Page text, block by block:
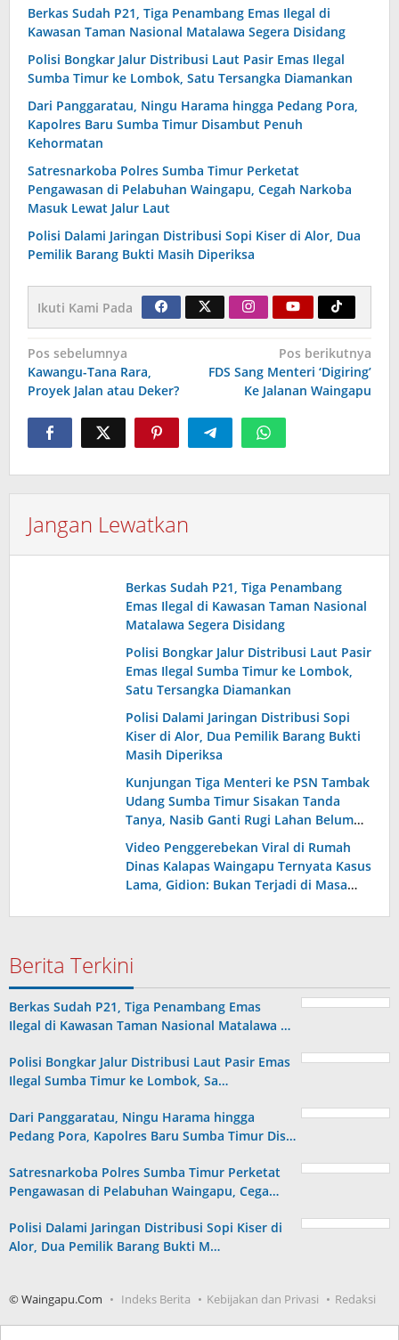
Berkas Sudah P21, Tiga Penambang Emas Ilegal di
Kawasan Taman Nasional Matalawa Segera Disidang
Polisi Bongkar Jalur Distribusi Laut Pasir Emas Ilegal
Sumba Timur ke Lombok, Satu Tersangka Diamankan
Dari Panggaratau, Ningu Harama hingga Pedang Pora,
Kapolres Baru Sumba Timur Disambut Penuh
Kehormatan
Satresnarkoba Polres Sumba Timur Perketat
Pengawasan di Pelabuhan Waingapu, Cegah Narkoba
Masuk Lewat Jalur Laut
Polisi Dalami Jaringan Distribusi Sopi Kiser di Alor, Dua
Pemilik Barang Bukti Masih Diperiksa
Ikuti Kami Pada
Navigasi
pos
Pos sebelumnya
Kawangu-Tana Rara,
Proyek Jalan atau Deker?
Pos berikutnya
FDS Sang Menteri ‘Digiring’
Ke Jalanan Waingapu
Jangan Lewatkan
Berkas Sudah P21, Tiga Penambang
Emas Ilegal di Kawasan Taman Nasional
Matalawa Segera Disidang
Polisi Bongkar Jalur Distribusi Laut Pasir
Emas Ilegal Sumba Timur ke Lombok,
Satu Tersangka Diamankan
Polisi Dalami Jaringan Distribusi Sopi
Kiser di Alor, Dua Pemilik Barang Bukti
Masih Diperiksa
Kunjungan Tiga Menteri ke PSN Tambak
Udang Sumba Timur Sisakan Tanda
Tanya, Nasib Ganti Rugi Lahan Belum
Terjawab
Video Penggerebekan Viral di Rumah
Dinas Kalapas Waingapu Ternyata Kasus
Lama, Gidion: Bukan Terjadi di Masa
Berita Terkini
Berkas Sudah P21, Tiga Penambang Emas
Ilegal di Kawasan Taman Nasional Matalawa …
Polisi Bongkar Jalur Distribusi Laut Pasir Emas
Ilegal Sumba Timur ke Lombok, Sa…
Dari Panggaratau, Ningu Harama hingga
Pedang Pora, Kapolres Baru Sumba Timur Dis…
Satresnarkoba Polres Sumba Timur Perketat
Pengawasan di Pelabuhan Waingapu, Cega…
Polisi Dalami Jaringan Distribusi Sopi Kiser di
Alor, Dua Pemilik Barang Bukti M…
© Waingapu.Com Indeks Berita Kebijakan dan Privasi Redaksi